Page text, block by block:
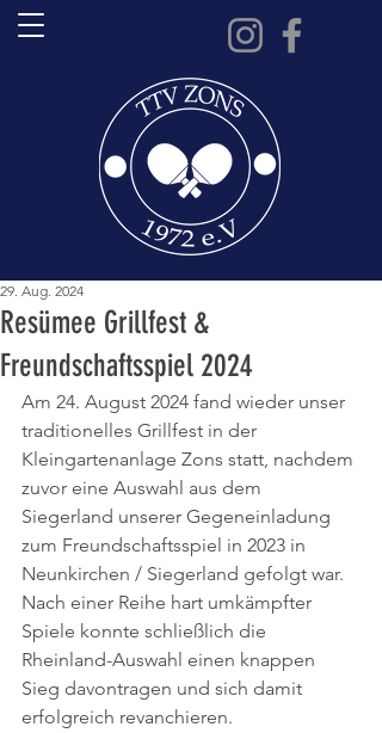
Resümee Grillfest &
Freundschaftsspiel 2024
29. Aug. 2024
Am 24. August 2024 fand wieder unser
traditionelles Grillfest in der
Kleingartenanlage Zons statt, nachdem
zuvor eine Auswahl aus dem
Siegerland unserer Gegeneinladung
zum Freundschaftsspiel in 2023 in
Neunkirchen / Siegerland gefolgt war.
Nach einer Reihe hart umkämpfter
Spiele konnte schließlich die
Rheinland-Auswahl einen knappen
Sieg davontragen und sich damit
erfolgreich revanchieren.